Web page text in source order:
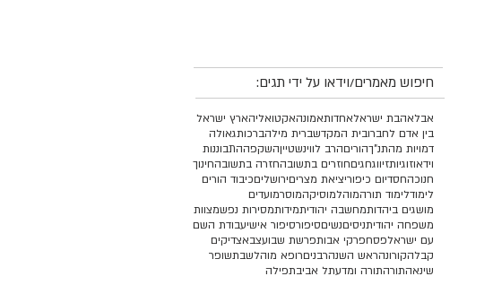
חיפוש מאמרים/וידאו על ידי תגים:
אבלאהבת ישראלאחדותאמונהאקטואליהארץ ישראל
בין אדם לחברובית המקדשברית מילהברכותגאולה
דמויות מהתנ"ךהוריםהרב לווינשטייןהשקפההתבוננות
וידאוזוגיותזיווגחגיםחוזרים בתשובהחזרה בתשובהחינוך
חנוכהחסדיום כיפוריציאת מצריםירושליםכיבוד הורים
לימודלימוד תורהמוהלמוסיקהמוסרמועדים
מושגים ביהדותמחשבה יהודיתמידותמסירות נפשמצוות
משפחה יהודיתניסיםנשיםסיפורסיפור אישיעבודת השם
עם ישראלפסחפרקי אבותפרשת שבועצבאצדיקים
קבלהקורונהראש השנהרבניםרופא מוהלשבתשופר
שינאהתורהתורה ומדעתל אביבתפילה